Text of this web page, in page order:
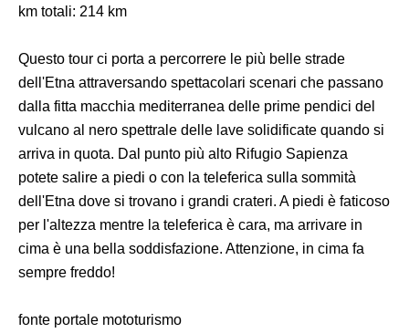
km totali: 214 km
Questo tour ci porta a percorrere le più belle strade
dell'Etna attraversando spettacolari scenari che passano
dalla fitta macchia mediterranea delle prime pendici del
vulcano al nero spettrale delle lave solidificate quando si
arriva in quota. Dal punto più alto Rifugio Sapienza
potete salire a piedi o con la teleferica sulla sommità
dell'Etna dove si trovano i grandi crateri. A piedi è faticoso
per l'altezza mentre la teleferica è cara, ma arrivare in
cima è una bella soddisfazione. Attenzione, in cima fa
sempre freddo!
fonte portale mototurismo